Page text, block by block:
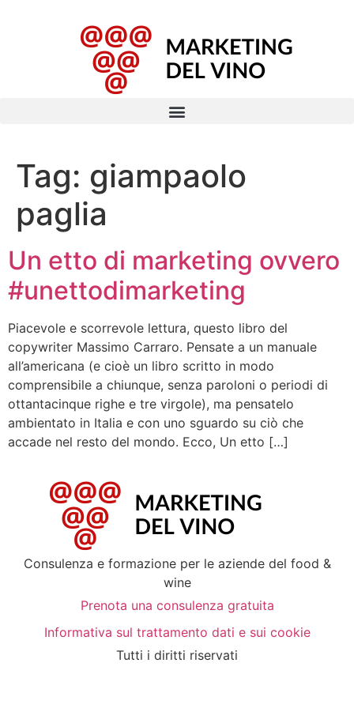
Tag: giampaolo
paglia
Un etto di marketing ovvero
#unettodimarketing
Piacevole e scorrevole lettura, questo libro del
copywriter Massimo Carraro. Pensate a un manuale
all’americana (e cioè un libro scritto in modo
comprensibile a chiunque, senza paroloni o periodi di
ottantacinque righe e tre virgole), ma pensatelo
ambientato in Italia e con uno sguardo su ciò che
accade nel resto del mondo. Ecco, Un etto […]
Consulenza e formazione per le aziende del food &
wine
Prenota una consulenza gratuita
Informativa sul trattamento dati e sui cookie
Tutti i diritti riservati